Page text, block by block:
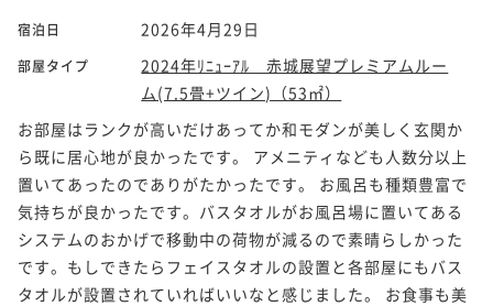
宿泊日 2026年4月29日
部屋タイプ
2024年ﾘﾆｭｰｱﾙ 赤城展望プレミアムルー
ム(7.5畳+ツイン)（53㎡）
お部屋はランクが高いだけあってか和モダンが美しく玄関か
ら既に居心地が良かったです。 アメニティなども人数分以上
置いてあったのでありがたかったです。 お風呂も種類豊富で
気持ちが良かったです。バスタオルがお風呂場に置いてある
システムのおかげで移動中の荷物が減るので素晴らしかった
です。もしできたらフェイスタオルの設置と各部屋にもバス
タオルが設置されていればいいなと感じました。 お食事も美